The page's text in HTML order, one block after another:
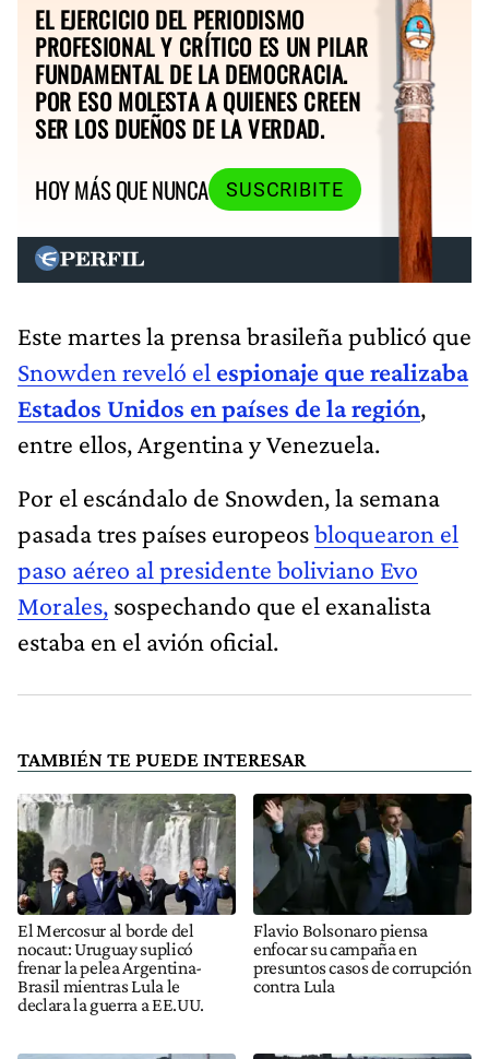
EL EJERCICIO DEL PERIODISMO
PROFESIONAL Y CRÍTICO ES UN PILAR
FUNDAMENTAL DE LA DEMOCRACIA.
POR ESO MOLESTA A QUIENES CREEN
SER LOS DUEÑOS DE LA VERDAD.
HOY MÁS QUE NUNCA
SUSCRIBITE
Este martes la prensa brasileña publicó que
Snowden reveló el espionaje que realizaba
Estados Unidos en países de la región,
entre ellos, Argentina y Venezuela.
Por el escándalo de Snowden, la semana
pasada tres países europeosbloquearon el
paso aéreo al presidente boliviano Evo
Morales, sospechando que el exanalista
estaba en el avión oficial.
TAMBIÉN TE PUEDE INTERESAR
El Mercosur al borde del
nocaut: Uruguay suplicó
frenar la pelea Argentina-
Brasil mientras Lula le
declara la guerra a EE.UU.
Flavio Bolsonaro piensa
enfocar su campaña en
presuntos casos de corrupción
contra Lula